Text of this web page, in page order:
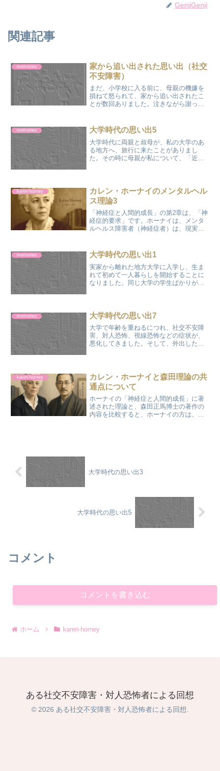
GenjiGenji
関連記事
memories
家から追い出された思い出（社交
不安障害）
まだ、小学校に入る前に、母親の機嫌を
損ねて怒られて、家から追い出されたこ
とが数回ありました。泣きながら謝って
家の庭にあった物置に入っていたことも
ありました。両親が後から...
memories 大学時代の思い出5
大学時代に両親と叔母が、私の大学のあ
る地方へ、旅行に来たことがありまし
た。その時に母親が私について、「近い
係がうまくいかず、悩んでノイ...
karen-horney
カレン・ホーナイのメンタルヘル
ス理論3
「神経症と人間的成長」の第2章は、「神
経症的要求」です。ホーナイは、メンタ
ルヘルス障害者（神経症者）は、現実や
ます。自分自身を考えてみても、私もし
ょっちゅう、他人や社会に...
memories 大学時代の思い出1
実家から離れた地方大学に入学し、生ま
れて初めて一人暮らしを開始することに
なりました。同じ大学の学生ばかりが住
強は、二の次になってしま...
memories 大学時代の思い出7
大学で年齢を重ねるにつれ、社交不安障
害、対人恐怖、視線恐怖などの症状が、
悪化してきました。そして、外出した
した。クラスでは、留年を繰...
karen-horney
カレン・ホーナイと森田理論の共
通点について
ホーナイの「神経症と人間的成長」に著
述された理論と、森田正馬博士の著作の
内容を比較すると、ホーナイの方は、精
大学時代の思い出3
大学時代の思い出5
コメント
コメントを書き込む
ホーム karen-horney
ある社交不安障害・対人恐怖者による回想
© 2026 ある社交不安障害・対人恐怖者による回想.